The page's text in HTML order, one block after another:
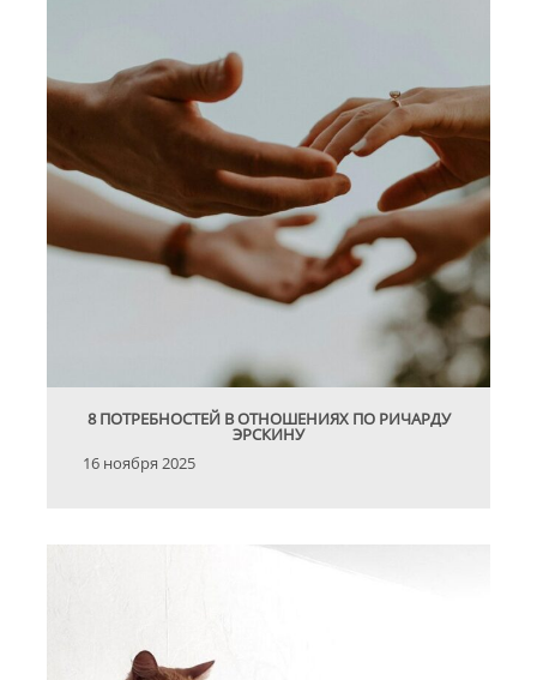
8 ПОТРЕБНОСТЕЙ В ОТНОШЕНИЯХ ПО РИЧАРДУ
ЭРСКИНУ
16 ноября 2025